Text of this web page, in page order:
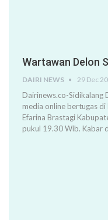
Wartawan Delon
DAIRI NEWS 29 Dec
Dairinews.co-Sidikalang
media online bertugas di
Efarina Brastagi
pukul 19.30 Wib. Kabar